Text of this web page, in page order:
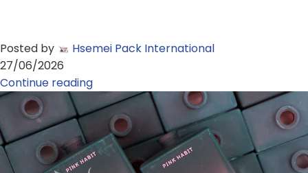
Posted by
Hsemei Pack International
27/06/2026
Continue reading